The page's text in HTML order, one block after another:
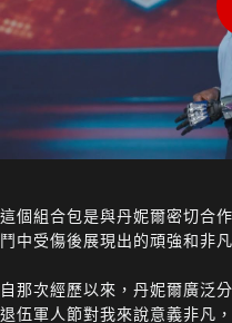
這個組合包是與丹妮爾密切合
鬥中受傷後展現出的頑強和非
自那次經歷以來，丹妮爾廣泛
退伍軍人節對我來說意義非凡